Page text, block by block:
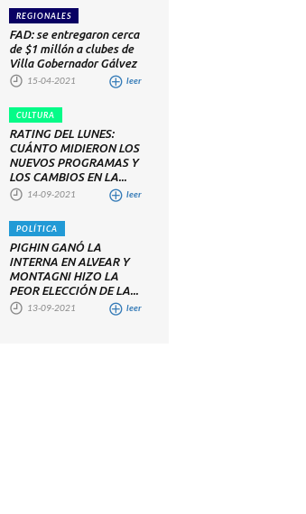
REGIONALES
FAD: se entregaron cerca
de $1 millón a clubes de
Villa Gobernador Gálvez
15-04-2021 leer
CULTURA
RATING DEL LUNES:
CUÁNTO MIDIERON LOS
NUEVOS PROGRAMAS Y
LOS CAMBIOS EN LA...
14-09-2021 leer
POLÍTICA
PIGHIN GANÓ LA
INTERNA EN ALVEAR Y
MONTAGNI HIZO LA
PEOR ELECCIÓN DE LA...
13-09-2021 leer